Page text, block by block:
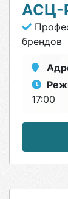
АСЦ-
брендов
17:00